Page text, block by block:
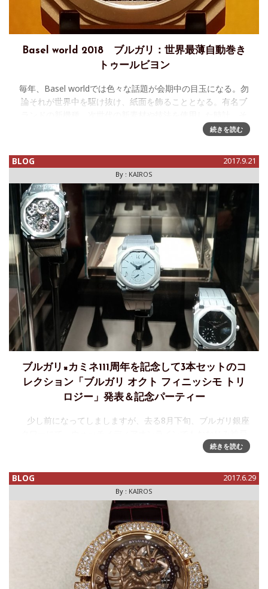
Basel world 2018 ブルガリ：世界最薄自動巻き
トゥールビヨン
毎年、Basel worldでは色々な話題が会期中の目玉になる。勿
論それが世界中を駆け抜け、紙面を飾ることとなる。有名ブ
して世界で1位を競う時計などなど。 そんな世界で最も薄
続きを読む
BLOG 2017.9.21
By : KAIROS
ブルガリ×カミネ111周年を記念して3本セットのコ
レクション「ブルガリ オクト フィニッシモ トリ
ロジー」発表＆記念パーティー
少し前になってしましますが、去る8月下旬、ブルガリ銀座
の高級時計店カミネ１１１周年を祝う記念イベントが開催さ
ゲストを迎えて盛大なイ
続きを読む
BLOG 2017.6.29
By : KAIROS